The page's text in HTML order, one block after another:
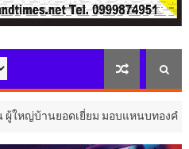
ดเยี่ยม มอบแหนบทองคำ “รางวัลเกี